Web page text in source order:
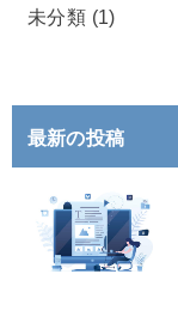
未分類 (1)
最新の投稿